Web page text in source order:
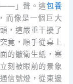
——」聲。這包養
而像是一個巨大
，這嚴重干擾了
竟，順手從桌上
的皺衛生紙，塞
刻被眼前的景象
信號燈，從東邊